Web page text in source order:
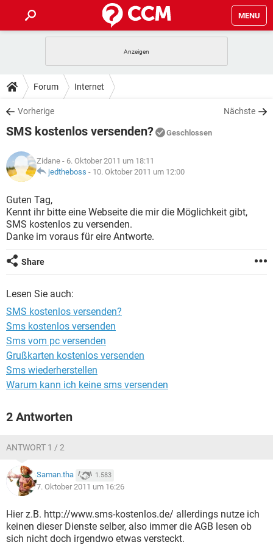
MENU
ANDROID
WINDOWS 10
WHATSAPP TIKTOK
FACEBOOK
TIPPS & TRICKS
SPIELE
WHATSAPP TIKTOK
FACEBOOK
DOWNLOADS
SPIELE STREAMING
ANDROID
WINDOWS 10 INSTAGRAM
WHATSAPP
FACEBOOK HARDWARE
SPIELE STREAMING
ANDROID
WINDOWS 10
WHATSAPP
LEXIKON
SPIELE
ANDROID IOS
WINDOWS 10 INSTAGRAM
WHATSAPP
Forum Internet
Vorherige Nächste
SMS kostenlos versenden? Geschlossen
Zidane - 6. Oktober 2011 um 18:11
jedtheboss - 10. Oktober 2011 um 12:00
Guten Tag,
Kennt ihr bitte eine Webseite die mir die Möglichkeit gibt,
SMS kostenlos zu versenden.
Danke im voraus für eire Antworte.
Share
Lesen Sie auch:
SMS kostenlos versenden?
Sms kostenlos versenden
Sms vom pc versenden
Grußkarten kostenlos versenden
Sms wiederherstellen
Warum kann ich keine sms versenden
2 Antworten
ANTWORT 1 / 2
Saman.tha 1.583
7. Oktober 2011 um 16:26
Hier z.B. http://www.sms-kostenlos.de/ allerdings nutze ich
keinen dieser Dienste selber, also immer die AGB lesen ob
sich nicht doch irgendwo etwas versteckt.